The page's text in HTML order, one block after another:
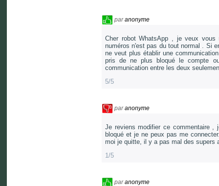
paranonyme
Cher robot WhatsApp , je veux
numéros n'est pas du tout normal . Si
ne veut plus établir une
pris de ne plus bloqué le compte
communication entre les deux
5/5
paranonyme
Je reviens modifier ce commentaire ,
bloqué et je ne peux pas me
moi je quitte, il y a pas mal des supers
1/5
paranonyme